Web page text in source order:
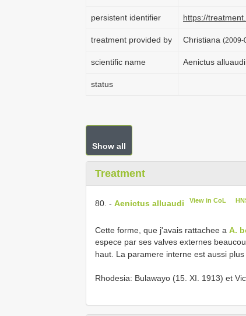
persistent identifier https://
treatment provided by Christiana (2009-
scientific name Aenictus alluaudi
status
Show all
Treatment
80. - Aenictus alluaudi View in CoL
Cette forme, que j'avais rattachee a A.
espece par ses valves externes
haut. La paramere interne est aussi plus
Rhodesia: Bulawayo (15. XI. 1913) et